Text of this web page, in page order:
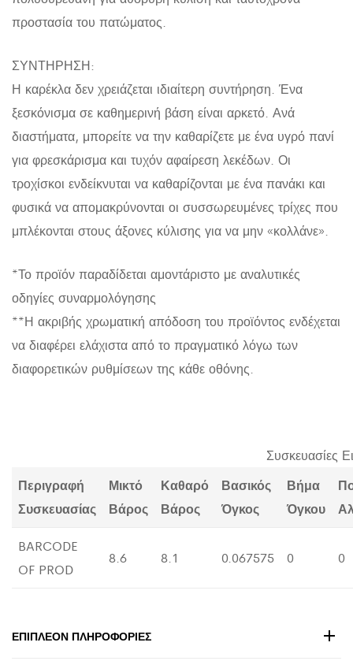
προστασία του πατώματος.
ΣΥΝΤΗΡΗΣΗ:
Η καρέκλα δεν χρειάζεται ιδιαίτερη συντήρηση. Ένα
ξεσκόνισμα σε καθημερινή βάση είναι αρκετό. Ανά
διαστήματα, μπορείτε να την καθαρίζετε με ένα υγρό πανί
για φρεσκάρισμα και τυχόν αφαίρεση λεκέδων. Οι
τροχίσκοι ενδείκνυται να καθαρίζονται με ένα πανάκι και
φυσικά να απομακρύνονται οι συσσωρευμένες τρίχες που
μπλέκονται στους άξονες κύλισης για να μην «κολλάνε».
*Το προϊόν παραδίδεται αμοντάριστο με αναλυτικές
οδηγίες συναρμολόγησης
**Η ακριβής χρωματική απόδοση του προϊόντος ενδέχεται
να διαφέρει ελάχιστα από το πραγματικό λόγω των
διαφορετικών ρυθμίσεων της κάθε οθόνης.
Συσκευασίες
Περιγραφή
Συσκευασίας
Μικτό
Βάρος
Καθαρό
Βάρος
Βασικός
Όγκος
Βήμα
Όγκου
BARCODE
OF PROD
8.6 8.1 0.067575 0 0
ΕΠΙΠΛΈΟΝ ΠΛΗΡΟΦΟΡΊΕΣ